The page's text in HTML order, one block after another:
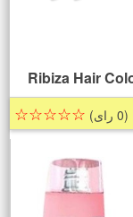
Ribiza Hair
(0 رای) ☆☆☆☆☆